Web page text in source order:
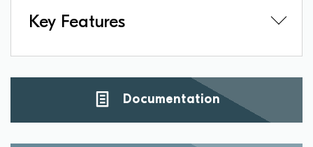
Key Features
Documentation